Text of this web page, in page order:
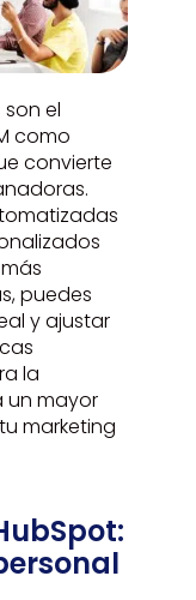
el
como
convierte
puedes
y ajustar
la
un mayor
marketing